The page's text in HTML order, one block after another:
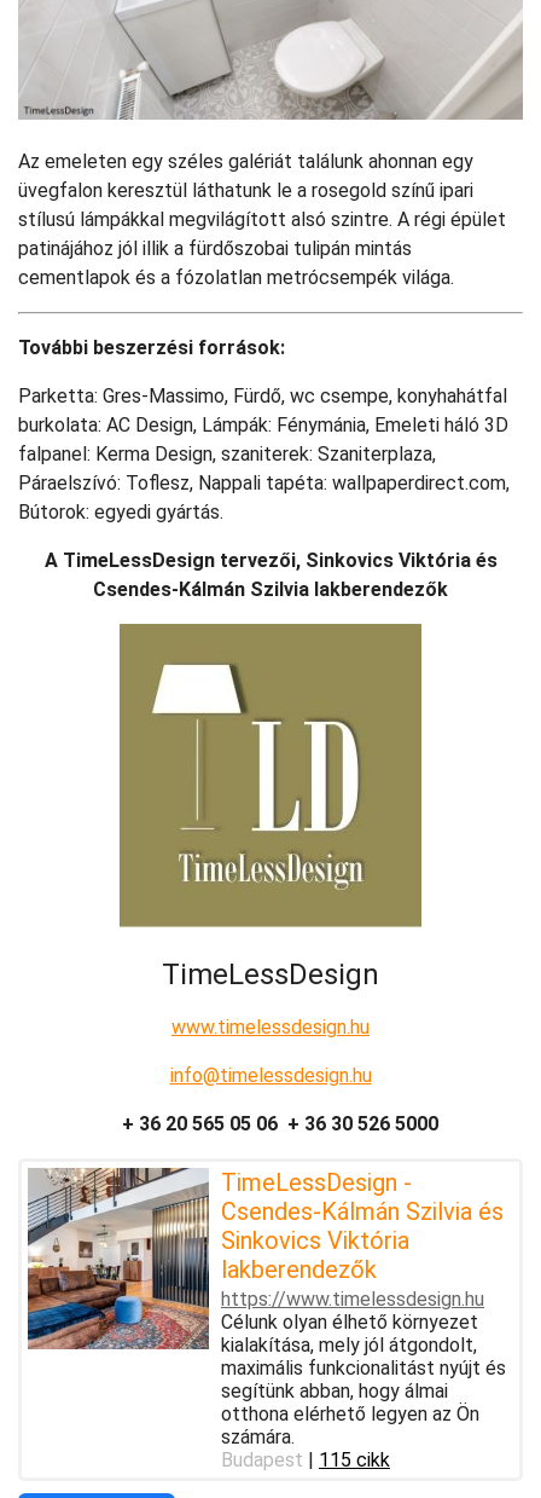
Az emeleten egy széles galériát találunk ahonnan egy
üvegfalon keresztül láthatunk le a rosegold színű ipari
stílusú lámpákkal megvilágított alsó szintre. A régi épület
patinájához jól illik a fürdőszobai tulipán mintás
cementlapok és a fózolatlan metrócsempék világa.
További beszerzési források:
Parketta: Gres-Massimo, Fürdő, wc csempe, konyhahátfal
burkolata: AC Design, Lámpák: Fénymánia, Emeleti háló 3D
falpanel: Kerma Design, szaniterek: Szaniterplaza,
Páraelszívó: Toflesz, Nappali tapéta: wallpaperdirect.com,
Bútorok: egyedi gyártás.
A TimeLessDesign tervezői, Sinkovics Viktória és
Csendes-Kálmán Szilvia lakberendezők
TimeLessDesign
www.timelessdesign.hu
info@timelessdesign.hu
+ 36 20 565 05 06 + 36 30 526 5000
TimeLessDesign -
Csendes-Kálmán Szilvia és
Sinkovics Viktória
lakberendezők
https://www.timelessdesign.hu
Célunk olyan élhető környezet
kialakítása, mely jól átgondolt,
maximális funkcionalitást nyújt és
segítünk abban, hogy álmai
otthona elérhető legyen az Ön
számára.
Budapest | 115 cikk